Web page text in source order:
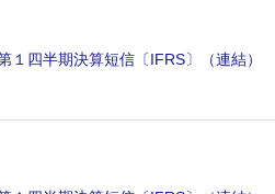
１四半期決算短信〔IFRS〕（連結）